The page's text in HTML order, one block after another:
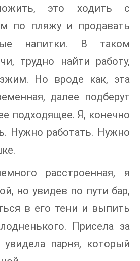
это ходить с
по пляжу и продавать
напитки. В таком
трудно найти работу,
Но вроде как, эта
далее подберут
подходящее. Я, конечно
Нужно работать. Нужно
расстроенная, я
но увидев по пути бар,
в его тени и выпить
Присела за
увидела парня, который